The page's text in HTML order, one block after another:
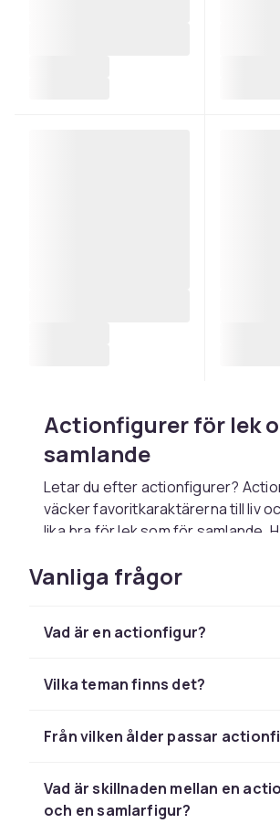
Actionfigurer för lek
samlande
Letar du efter actionfigurer?
väcker favoritkaraktärerna till liv
lika bra för lek som för samlande.
superhjältar. Med både hjältar och
välja bland kan barnen skådespela
favoriter.
Vad är en actionfigur
film, spel eller serier. Många har
roliga att leka med och snygga att
Figurerna finns i olika storlekar och
detaljnivåer, från enklare lekfigurer
Vanliga frågor
Vad är en actionfigur?
Vilka teman finns det?
Från vilken ålder passar
Vad är skillnaden mellan en
och en samlarfigur?